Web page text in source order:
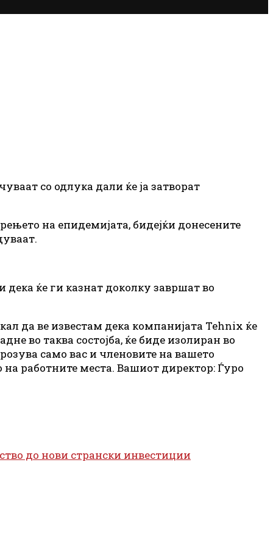
со одлука дали ќе ја затворат
на епидемијата, бидејќи донесените
дека ќе ги казнат доколку завршат во
да ве известам дека компанијата Tehnix ќе
во таква состојба, ќе биде изолиран во
само вас и членовите на вашето
на работните места. Вашиот директор: Ѓуро
до нови странски инвестиции